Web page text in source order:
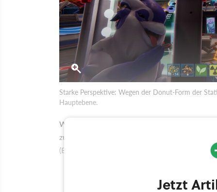
Starke Perspektive: Wegen der Donut-Form der
Hauptebene.
Wer das originale
zurechtfinden. Denn das Spielprinzip ist fast
(Bio, Fun und dem Sub-Hauptdeck) und wird
Jetzt